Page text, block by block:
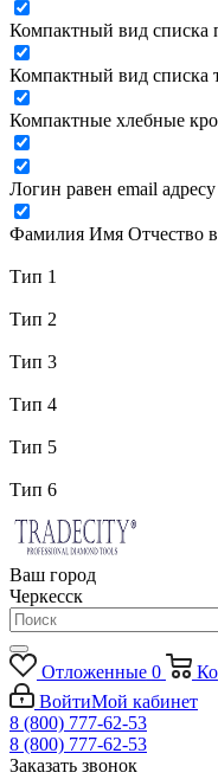
Компактный вид списка
Компактный вид списка
Компактные хлебные
Логин равен email адресу
Фамилия Имя Отчество
Тип 1
Тип 2
Тип 3
Тип 4
Тип 5
Тип 6
Ваш город
Черкесск
Отложенные 0
ВойтиМой кабинет
8 (800) 777-62-53
8 (800) 777-62-53
Заказать звонок